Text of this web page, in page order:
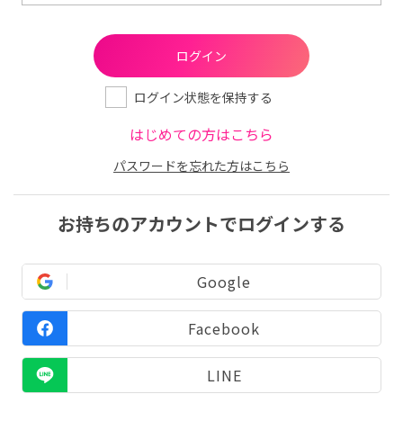
ログイン状態を保持する
はじめての方はこちら
パスワードを忘れた方はこちら
お持ちのアカウントでログインする
Google
Facebook
LINE